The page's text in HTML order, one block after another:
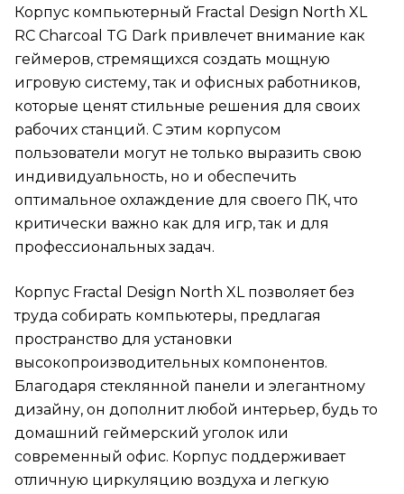
Корпус компьютерный Fractal Design North XL
RC Charcoal TG Dark привлечет внимание как
геймеров, стремящихся создать мощную
игровую систему, так и офисных работников,
которые ценят стильные решения для своих
рабочих станций. С этим корпусом
пользователи могут не только выразить свою
индивидуальность, но и обеспечить
оптимальное охлаждение для своего ПК, что
критически важно как для игр, так и для
профессиональных задач.
Корпус Fractal Design North XL позволяет без
труда собирать компьютеры, предлагая
пространство для установки
высокопроизводительных компонентов.
Благодаря стеклянной панели и элегантному
дизайну, он дополнит любой интерьер, будь то
домашний геймерский уголок или
современный офис. Корпус поддерживает
отличную циркуляцию воздуха и легкую